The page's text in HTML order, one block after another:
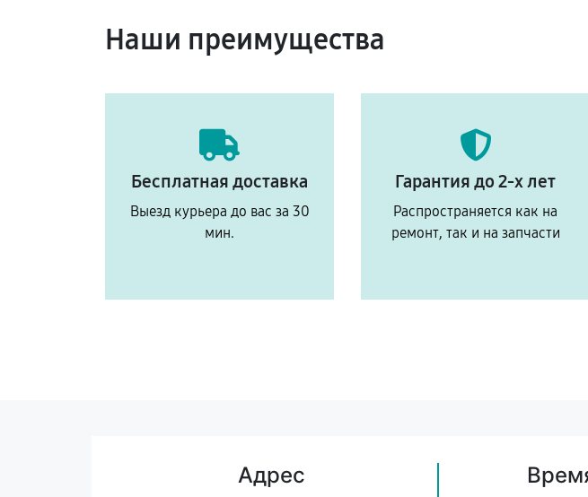
Наши преимущества
Бесплатная доставка
Выезд курьера до вас за 30
мин.
Гарантия до 2-х лет
Распространяется как на
ремонт, так и на запчасти
Адрес